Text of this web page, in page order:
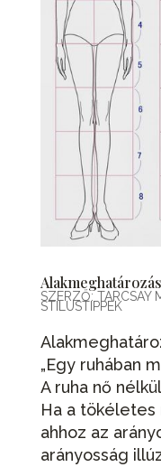
SZERZŐ: TARCSAY
STÍLUSTIPPEK
„Egy ruhában
A ruha nő
Ha a tökéletes
ahhoz az
arányosság